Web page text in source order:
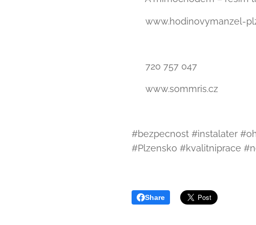
👉 www.hodinovymanzel-
📞 720 757 047
🌐 www.sommris.cz
#bezpecnost #instalater
#Plzensko #kvalitniprace
Share